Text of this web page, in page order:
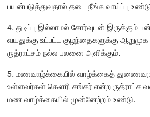
பயன்படுத்துவதால் தடை நீங்க வாய்ப்பு
4. துடிப்பு இல்லாமல் சோர்வுடன் இருக்கும்
வயதுக்கு உட்பட்ட குழந்தைகளுக்கு
ருத்ராட்சம் நல்ல பலனை அளிக்கும்.
5. மணவாழ்க்கையில் வாழ்க்கைத்
உள்ளவர்கள் கௌரி சங்கர் என்ற ருத்ராட்ச
மண வாழ்க்கையில் முன்னேற்றம் உண்டு.